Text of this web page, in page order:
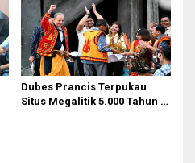
Dubes Prancis Terpukau
Situs Megalitik 5.000 Tahun di